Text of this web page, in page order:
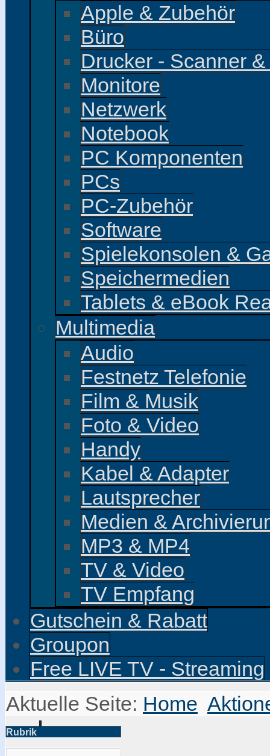
Apple & Zubehör
Büro
Drucker - Scanner
Monitore
Netzwerk
Notebook
PC Komponenten
PCs
PC-Zubehör
Software
Spielekonsolen &
Speichermedien
Tablets & eBook
Multimedia
Audio
Festnetz Telefonie
Film & Musik
Foto & Video
Handy
Kabel & Adapter
Lautsprecher
Medien &
MP3 & MP4
TV & Video
TV Empfang
Gutschein & Rabatt
Groupon
Free LIVE TV - Streaming
Aktuelle Seite: Home
Rubrik